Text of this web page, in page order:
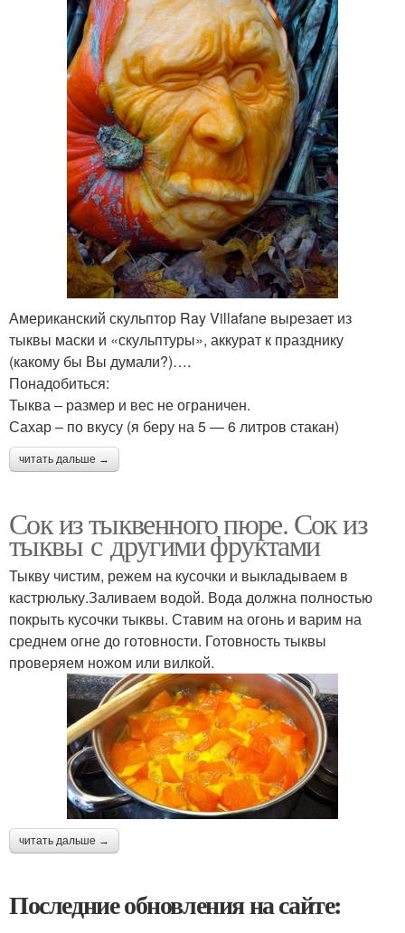
Американский скульптор Ray Villafane вырезает из
тыквы маски и «скульптуры», аккурат к празднику
(какому бы Вы думали?)….
Понадобиться:
Тыква – размер и вес не ограничен.
Сахар – по вкусу (я беру на 5 — 6 литров стакан)
читать дальше →
Сок из тыквенного пюре. Сок из
тыквы с другими фруктами
Тыкву чистим, режем на кусочки и выкладываем в
кастрюльку.Заливаем водой. Вода должна полностью
покрыть кусочки тыквы. Ставим на огонь и варим на
среднем огне до готовности. Готовность тыквы
проверяем ножом или вилкой.
читать дальше →
Последние обновления на сайте: